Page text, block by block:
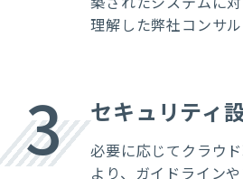
理解した弊社コンサ
3 セキュリティ
必要に応じてクラウ
より、ガイドライン